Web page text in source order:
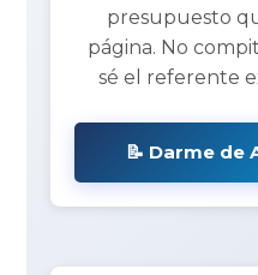
presupuesto
página. No
sé el referente
📝 Darme de